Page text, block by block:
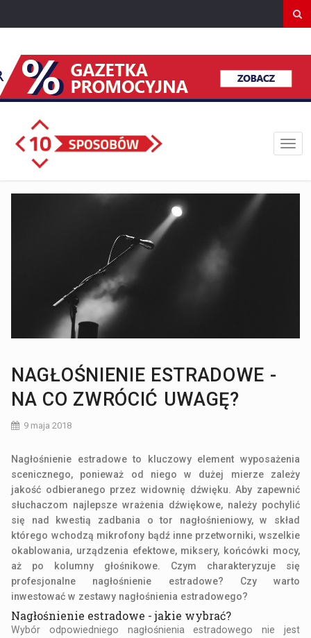
NAGŁOŚNIENIE ESTRADOWE -
NA CO ZWRÓCIĆ UWAGĘ?
9 maja 2018
Nagłośnienie estradowe to kluczowy element wyposażenia
scenicznego, ponieważ od niego w dużej mierze zależy
jakość odbieranego przez widownię dźwięku. Aby zapewnić
słuchaczom najlepsze wrażenia dźwiękowe, należy pochylić
się nad kwestią zadbania o tor nagłośnieniowy, w skład
którego wchodzą mikrofony bądź inne przetworniki, wszelkie
okablowania, urządzenia efektowe, miksery, końcówki mocy,
aż po kolumny głośnikowe. Czym charakteryzuje się
profesjonalne nagłośnienie estradowe? Czy warto
inwestować w zestawy nagłośnienia estradowego?
Nagłośnienie estradowe - jakie wybrać?
Wybór odpowiedniego nagłośnienia estradowego nie jest